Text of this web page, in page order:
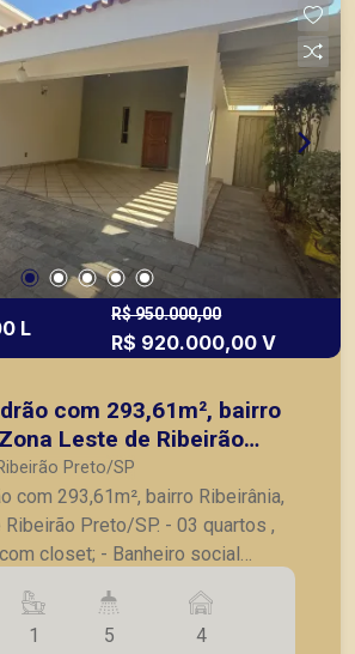
L
R$ 950.000,00
R$ 920.000,00 V
com 293,61m², bairro
Leste de Ribeirão
Preto/SP
com 293,61m², bairro Ribeirânia,
Preto/SP. - 03 quartos ,
closet; - Banheiro social
com acesso totalmente
casa; - Lavabo; - Sala para 2
de jantar; - Cozinha completa
1 5 4